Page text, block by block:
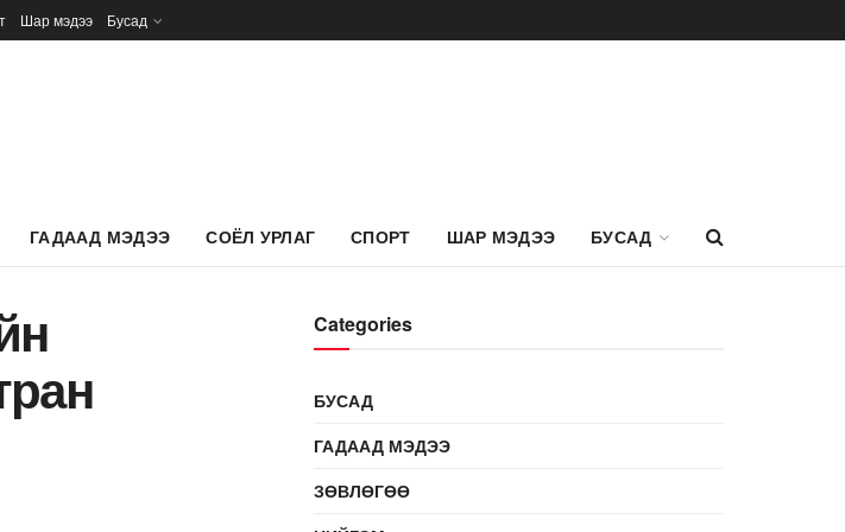
Шар мэдээ Бусад
ГАДААД МЭДЭЭ СОЁЛ УРЛАГ СПОРТ ШАР МЭДЭЭ БУСАД
Categories
БУСАД
ГАДААД МЭДЭЭ
ЗӨВЛӨГӨӨ